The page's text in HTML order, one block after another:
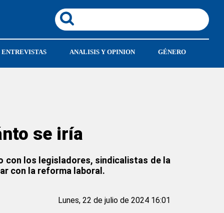
ENTREVISTAS ANALISIS Y OPINION GÉNERO
se iría
con los legisladores, sindicalistas de la
con la reforma laboral.
Lunes, 22 de julio de 2024 16:01